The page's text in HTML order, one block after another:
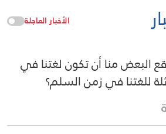
الأخبار العاجلة
البعض منا أن تكون لغتنا في
للغتنا في زمن السلم؟